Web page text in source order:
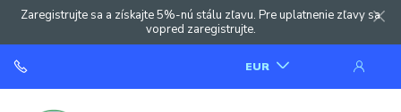
Zaregistrujte sa a získajte 5%-nú stálu zľavu. Pre uplatnenie zľavy sa
vopred zaregistrujte.
EUR